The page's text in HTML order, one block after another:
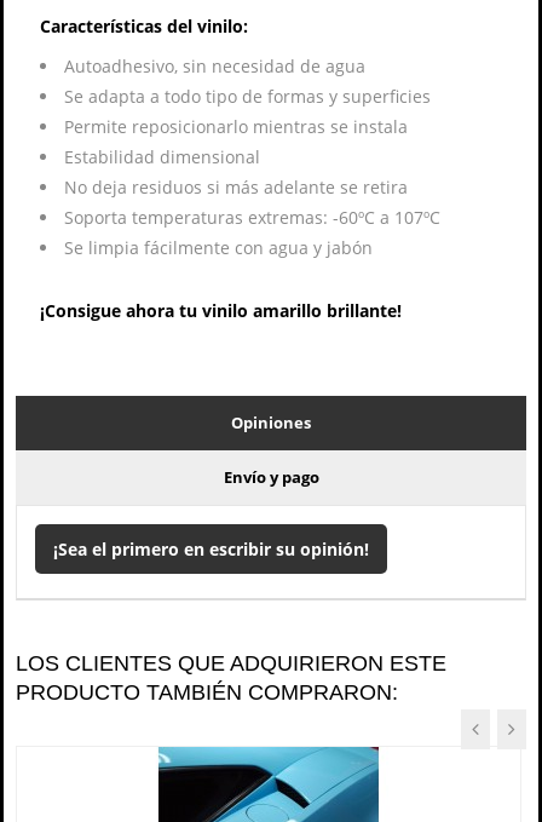
Características del vinilo:
Autoadhesivo, sin necesidad de agua
Se adapta a todo tipo de formas y superficies
Permite reposicionarlo mientras se instala
Estabilidad dimensional
No deja residuos si más adelante se retira
Soporta temperaturas extremas: -60ºC a 107ºC
Se limpia fácilmente con agua y jabón
¡Consigue ahora tu vinilo amarillo brillante!
Opiniones
Envío y pago
¡Sea el primero en escribir su opinión!
LOS CLIENTES QUE ADQUIRIERON ESTE
PRODUCTO TAMBIÉN COMPRARON: